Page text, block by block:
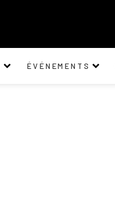
ÉVÉNEMENTS